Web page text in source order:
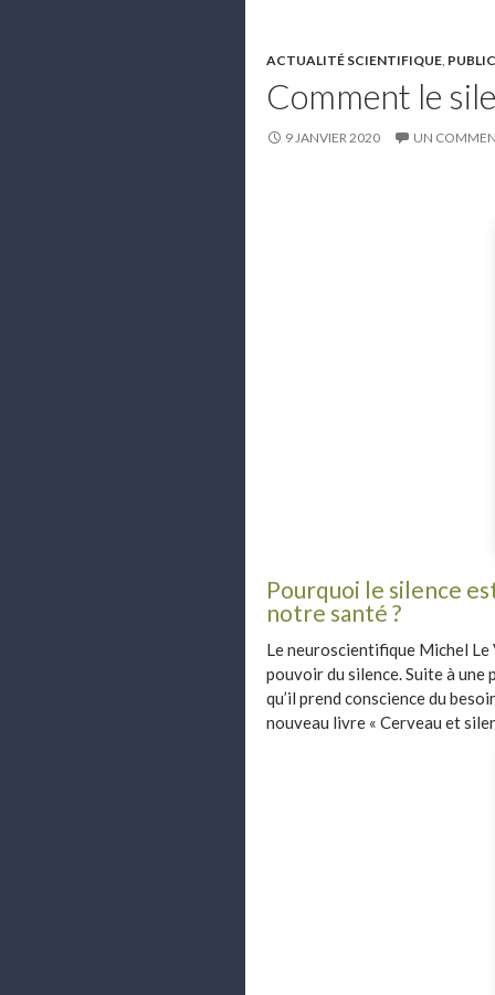
ACTUALITÉ SCIENTIFIQUE,
Comment le
9 JANVIER 2020 UN
Pourquoi le silence
notre santé ?
Le neuroscientifique Michel
pouvoir du silence. Suite à
qu’il prend conscience du
nouveau livre « Cerveau et